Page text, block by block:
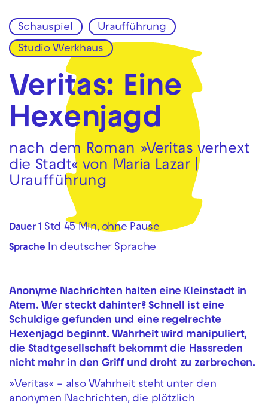
Zur Hauptnavigation springen
Zum Hauptinhalt springen Zum Footer springen
Schauspiel Uraufführung
Studio Werkhaus
Veritas: Eine
Hexenjagd
nach dem Roman »Veritas verhext
die Stadt« von Maria Lazar |
Uraufführung
Dauer 1 Std 45 Min, ohne Pause
Sprache In deutscher Sprache
Anonyme Nachrichten halten eine Kleinstadt in
Atem. Wer steckt dahinter? Schnell ist eine
Schuldige gefunden und eine regelrechte
Hexenjagd beginnt. Wahrheit wird manipuliert,
die Stadtgesellschaft bekommt die Hassreden
nicht mehr in den Griff und droht zu zerbrechen.
»Veritas« – also Wahrheit steht unter den
anonymen Nachrichten, die plötzlich